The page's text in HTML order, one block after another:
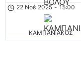
22 Νοέ 2025 - 15:00
ΚΑΜΠΑΝΙΑΚΟΣ